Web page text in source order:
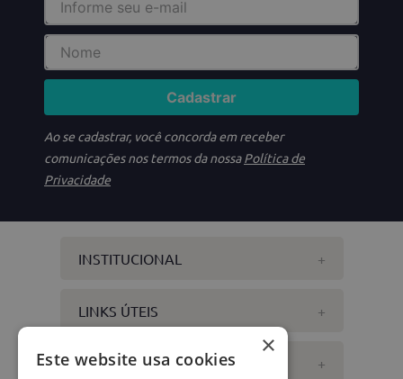
Cadastrar
Ao se cadastrar, você concorda em receber
comunicações nos termos da nossaPolítica de
Privacidade
INSTITUCIONAL +
LINKS ÚTEIS +
DÚVIDAS +
×
Este website usa cookies